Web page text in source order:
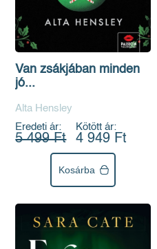
Van zsákjában minden
jó...
Alta Hensley
Eredeti ár:
5 499 Ft
Kötött ár:
4 949 Ft
Kosárba